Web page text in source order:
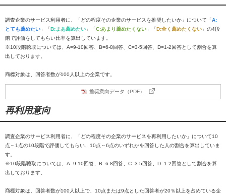
調査企業のサービス利用者に、「どの程度その企業のサービスを推奨したいか」について「A:
とても薦めたい 」「B:まあ薦めたい 」「C:あまり薦めたくない 」「D:全く薦めたくない 」の4段
階で評価をしてもらい比率を算出しています。
※10段階聴取については、A=9-10回答、B=6-8回答、C=3-5回答、D=1-2回答として割合を算
出しております。
商標対象は、回答者数が100人以上の企業です。
推奨意向データ（PDF）
再利用意向
調査企業のサービス利用者に、「どの程度その企業のサービスを再利用したいか」について10
点～1点の10段階で評価してもらい、10点～6点のいずれかを回答した人の割合を算出していま
す。
※10段階聴取については、A=9-10回答、B=6-8回答、C=3-5回答、D=1-2回答として割合を算
出しております。
商標対象は、回答者数が100人以上で、10点または9点とした回答者が20％以上を占めている企